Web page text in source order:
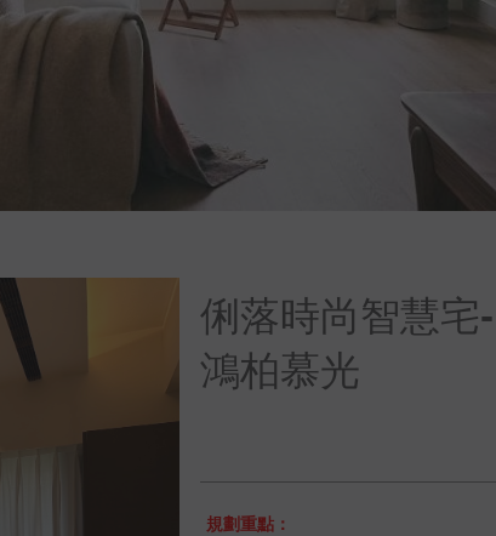
俐落時尚智慧宅-
鴻柏慕光
規劃重點：